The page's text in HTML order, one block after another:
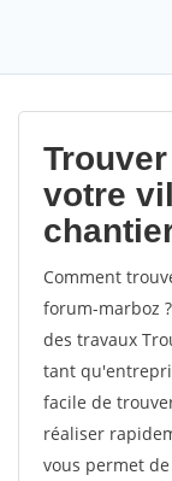
votre
Comment
forum-marboz
des travaux
tant
facile de
réaliser
vous permet